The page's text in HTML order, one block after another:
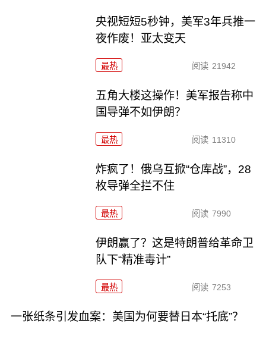
央视短短5秒钟，美军3年兵推一
夜作废！亚太变天
最热 阅读 21942
五角大楼这操作！美军报告称中
国导弹不如伊朗？
最热 阅读 11310
炸疯了！俄乌互掀“仓库战”，28
枚导弹全拦不住
最热 阅读 7990
伊朗赢了？这是特朗普给革命卫
队下“精准毒计”
最热 阅读 7253
一张纸条引发血案：美国为何要替日本“托底”？